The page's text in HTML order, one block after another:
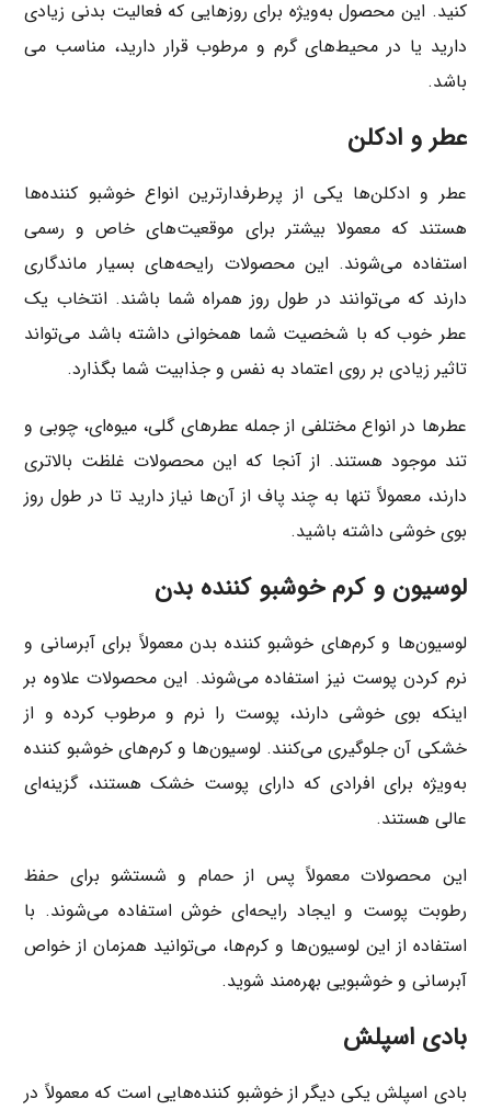
کنید. این محصول به‌ویژه برای روزهایی که فعالیت بدنی زیادی
دارید یا در محیط‌های گرم و مرطوب قرار دارید، مناسب می
باشد.
عطر و ادکلن
عطر و ادکلن‌ها یکی از پرطرفدارترین انواع خوشبو کننده‌ها
هستند که معمولا بیشتر برای موقعیت‌های خاص و رسمی
استفاده می‌شوند. این محصولات رایحه‌های بسیار ماندگاری
دارند که می‌توانند در طول روز همراه شما باشند. انتخاب یک
عطر خوب که با شخصیت شما همخوانی داشته باشد می‌تواند
تاثیر زیادی بر روی اعتماد به نفس و جذابیت شما بگذارد.
عطرها در انواع مختلفی از جمله عطرهای گلی، میوه‌ای، چوبی و
تند موجود هستند. از آنجا که این محصولات غلظت بالاتری
دارند، معمولاً تنها به چند پاف از آن‌ها نیاز دارید تا در طول روز
بوی خوشی داشته باشید.
لوسیون و کرم خوشبو کننده بدن
لوسیون‌ها و کرم‌های خوشبو کننده بدن معمولاً برای آبرسانی و
نرم کردن پوست نیز استفاده می‌شوند. این محصولات علاوه بر
اینکه بوی خوشی دارند، پوست را نرم و مرطوب کرده و از
خشکی آن جلوگیری می‌کنند. لوسیون‌ها و کرم‌های خوشبو کننده
به‌ویژه برای افرادی که دارای پوست خشک هستند، گزینه‌ای
عالی هستند.
این محصولات معمولاً پس از حمام و شستشو برای حفظ
رطوبت پوست و ایجاد رایحه‌ای خوش استفاده می‌شوند. با
استفاده از این لوسیون‌ها و کرم‌ها، می‌توانید همزمان از خواص
آبرسانی و خوشبویی بهره‌مند شوید.
بادی اسپلش
بادی اسپلش یکی دیگر از خوشبو کننده‌هایی است که معمولاً در